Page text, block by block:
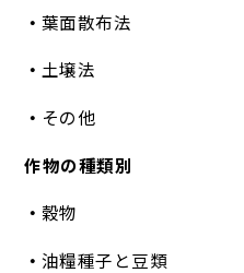
葉面散布法
土壌法
その他
作物の種類別
穀物
油糧種子と豆類